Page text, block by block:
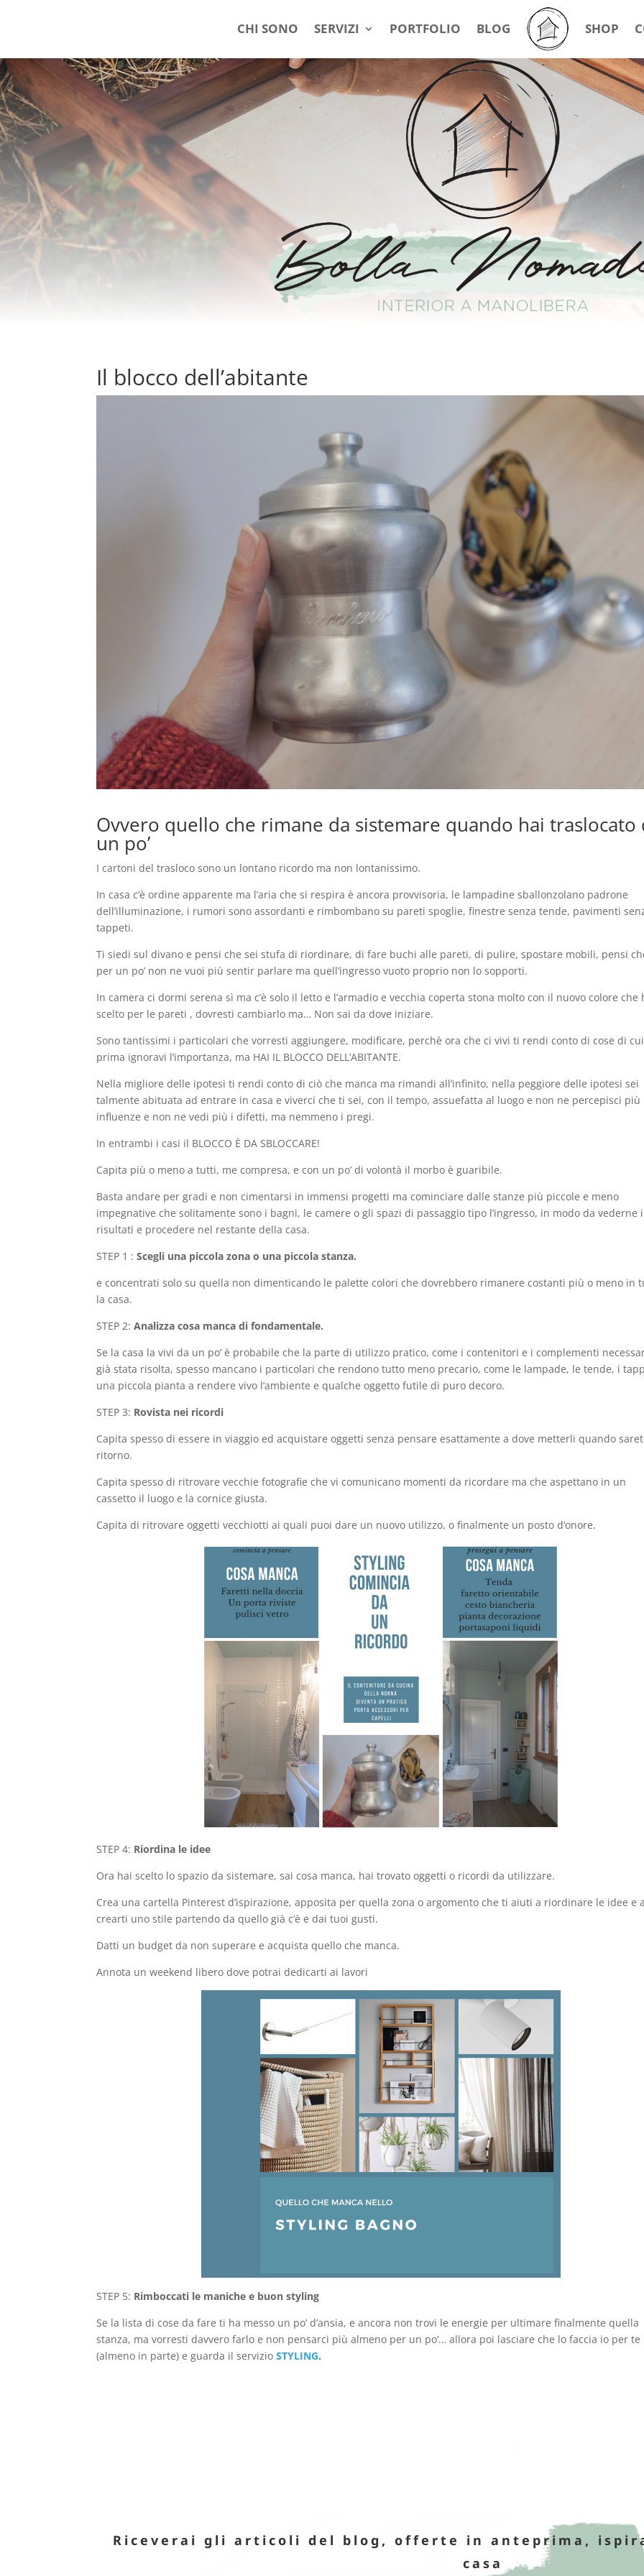
CHI SONO SERVIZI PORTFOLIO BLOG SHOP
Il blocco dell’abitante
Ovvero quello che rimane da sistemare quando hai traslocato
un po’
I cartoni del trasloco sono un lontano ricordo ma non lontanissimo.
In casa c’è ordine apparente ma l’aria che si respira è ancora provvisoria, le lampadine sballonzolano padrone
dell’illuminazione, i rumori sono assordanti e rimbombano su pareti spoglie, finestre senza tende, pavimenti
tappeti.
Ti siedi sul divano e pensi che sei stufa di riordinare, di fare buchi alle pareti, di pulire, spostare mobili, pensi
per un po’ non ne vuoi più sentir parlare ma quell’ingresso vuoto proprio non lo sopporti.
In camera ci dormi serena sì ma c’è solo il letto e l’armadio e vecchia coperta stona molto con il nuovo colore che
scelto per le pareti , dovresti cambiarlo ma… Non sai da dove iniziare.
Sono tantissimi i particolari che vorresti aggiungere, modificare, perchè ora che ci vivi ti rendi conto di cose di cui
prima ignoravi l’importanza, ma HAI IL BLOCCO DELL’ABITANTE.
Nella migliore delle ipotesi ti rendi conto di ciò che manca ma rimandi all’infinito, nella peggiore delle ipotesi sei
talmente abituata ad entrare in casa e viverci che ti sei, con il tempo, assuefatta al luogo e non ne percepisci più
influenze e non ne vedi più i difetti, ma nemmeno i pregi.
In entrambi i casi il BLOCCO È DA SBLOCCARE!
Capita più o meno a tutti, me compresa, e con un po’ di volontà il morbo è guaribile.
Basta andare per gradi e non cimentarsi in immensi progetti ma cominciare dalle stanze più piccole e meno
impegnative che solitamente sono i bagni, le camere o gli spazi di passaggio tipo l’ingresso, in modo da vederne i
risultati e procedere nel restante della casa.
STEP 1 :Scegli una piccola zona o una piccola stanza.
e concentrati solo su quella non dimenticando le palette colori che dovrebbero rimanere costanti più o meno in
la casa.
STEP 2:Analizza cosa manca di fondamentale.
Se la casa la vivi da un po’ è probabile che la parte di utilizzo pratico, come i contenitori e i complementi
già stata risolta, spesso mancano i particolari che rendono tutto meno precario, come le lampade, le tende, i
una piccola pianta a rendere vivo l’ambiente e qualche oggetto futile di puro decoro.
STEP 3: Rovista nei ricordi
Capita spesso di essere in viaggio ed acquistare oggetti senza pensare esattamente a dove metterli quando
ritorno.
Capita spesso di ritrovare vecchie fotografie che vi comunicano momenti da ricordare ma che aspettano in un
cassetto il luogo e la cornice giusta.
Capita di ritrovare oggetti vecchiotti ai quali puoi dare un nuovo utilizzo, o finalmente un posto d’onore.
STEP 4: Riordina le idee
Ora hai scelto lo spazio da sistemare, sai cosa manca, hai trovato oggetti o ricordi da utilizzare.
Crea una cartella Pinterest d’ispirazione, apposita per quella zona o argomento che ti aiuti a riordinare le idee e
crearti uno stile partendo da quello già c’è e dai tuoi gusti.
Datti un budget da non superare e acquista quello che manca.
Annota un weekend libero dove potrai dedicarti ai lavori
STEP 5: Rimboccati le maniche e buon styling
Se la lista di cose da fare ti ha messo un po’ d’ansia, e ancora non trovi le energie per ultimare finalmente quella
stanza, ma vorresti davvero farlo e non pensarci più almeno per un po’… allora poi lasciare che lo faccia io per te
(almeno in parte) e guarda il servizioSTYLING.
Riceverai gli articoli del blog, offerte in anteprima,
casa